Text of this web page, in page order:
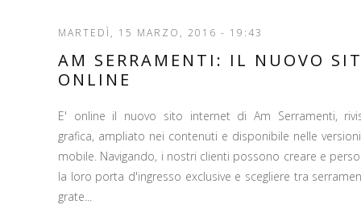
MARTEDÌ, 15 MARZO, 2016 - 19:43
AM SERRAMENTI: IL NUOVO
ONLINE
E' online il nuovo sito internet di Am Serramenti,
grafica, ampliato nei contenuti e disponibile nelle
mobile. Navigando, i nostri clienti possono creare e
la loro porta d'ingresso exclusive e scegliere tra
grate...